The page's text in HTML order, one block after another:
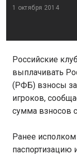
1 октября 2014
Российские
выплачивать
(РФБ) взносы
игроков,
сумма взносов
Ранее
паспортизацию